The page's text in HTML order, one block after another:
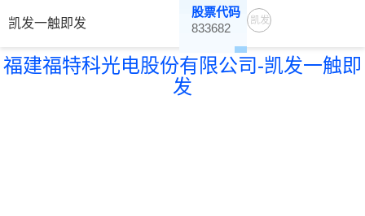
福建福特科光电股份有限公司-凯发一触即
发
凯发一触即发
股票代码
833682
凯发
即发